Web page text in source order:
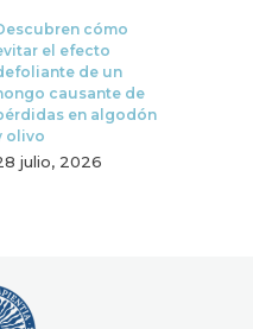
cómo
el efecto
de un
causante de
en algodón
olivo
julio, 2026